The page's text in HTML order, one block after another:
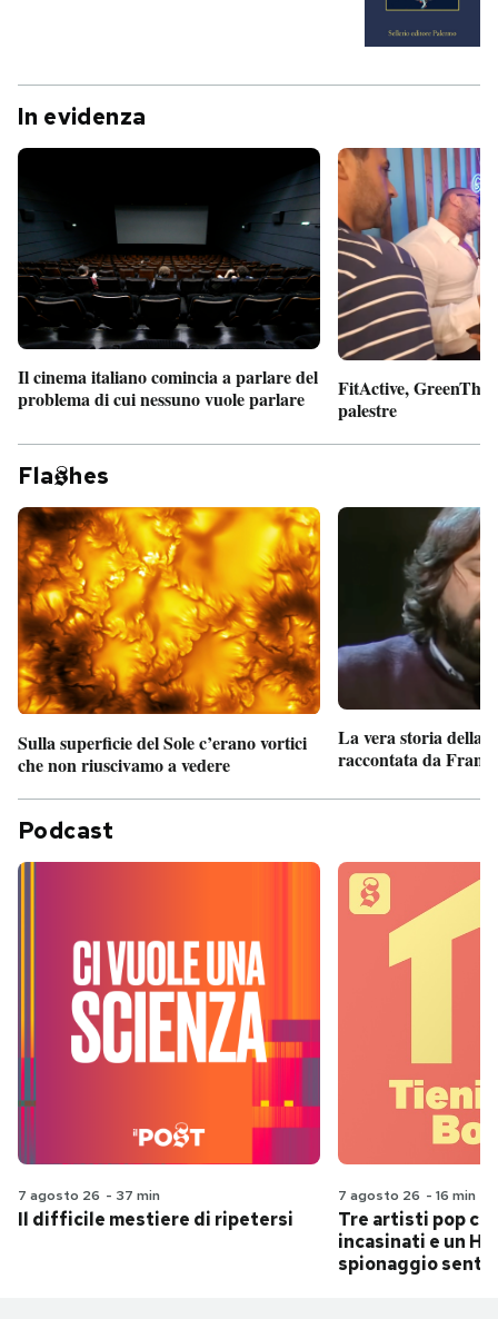
In evidenza
Il cinema italiano comincia a parlare del
problema di cui nessuno vuole parlare
FitActive,
palestre
Fla hes
Sulla superficie del Sole c’erano vortici
che non riuscivamo a vedere
La vera storia della
raccontata da
Podcast
7 agosto 26 - 37 min
Il difficile mestiere di ripetersi
7 agosto 26 - 16 min
Tre artisti pop
incasinati e un
spionaggio